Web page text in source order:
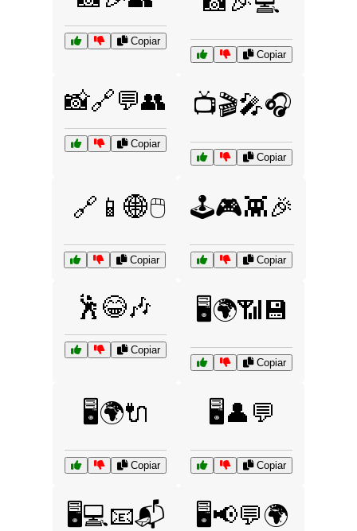
Copiar
Copiar
📸🔗💬👥
Copiar
📺🎬🎤🎧
Copiar
🔗📱🌐🖱️
Copiar
🕹️🎮👾🎉
Copiar
🕺😂🎶
Copiar
🖥️🌍📶💾
Copiar
🖥️🌍🔌
Copiar
🖥️👤💬
Copiar
🖥️💻📧📬 🖥️📢💬🌍